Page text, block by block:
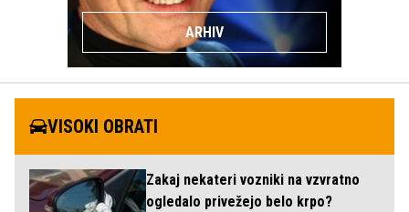
ARHIV
VISOKI OBRATI
Zakaj nekateri vozniki na vzvratno
ogledalo privežejo belo krpo?